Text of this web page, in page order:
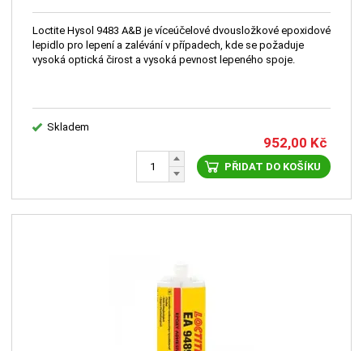
Loctite Hysol 9483 A&B je víceúčelové dvousložkové epoxidové
lepidlo pro lepení a zalévání v případech, kde se požaduje
vysoká optická čirost a vysoká pevnost lepeného spoje.
Skladem
952,00 Kč
PŘIDAT DO KOŠÍKU